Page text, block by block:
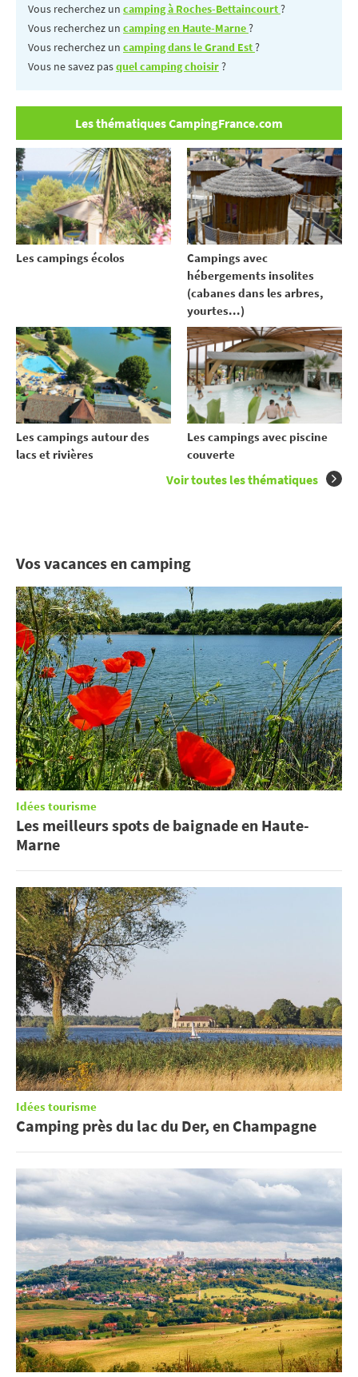
Vous recherchez un camping à Roches-Bettaincourt?
Vous recherchez un camping en Haute-Marne?
Vous recherchez un camping dans le Grand Est?
Vous ne savez pasquel camping choisir?
Les thématiques CampingFrance.com
Les campings écolos
Campings avec
hébergements insolites
(cabanes dans les arbres,
yourtes...)
Les campings autour des
lacs et rivières
Les campings avec piscine
couverte
Voir toutes les thématiques
Vos vacances en camping
Idées tourisme
Les meilleurs spots de baignade en Haute-
Marne
Idées tourisme
Camping près du lac du Der, en Champagne